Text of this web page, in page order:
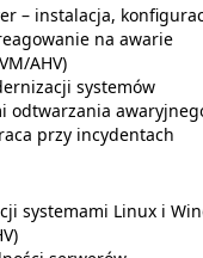
– instalacja,
na awarie
AHV)
systemów
odtwarzania
przy incydentach
systemami Linux i